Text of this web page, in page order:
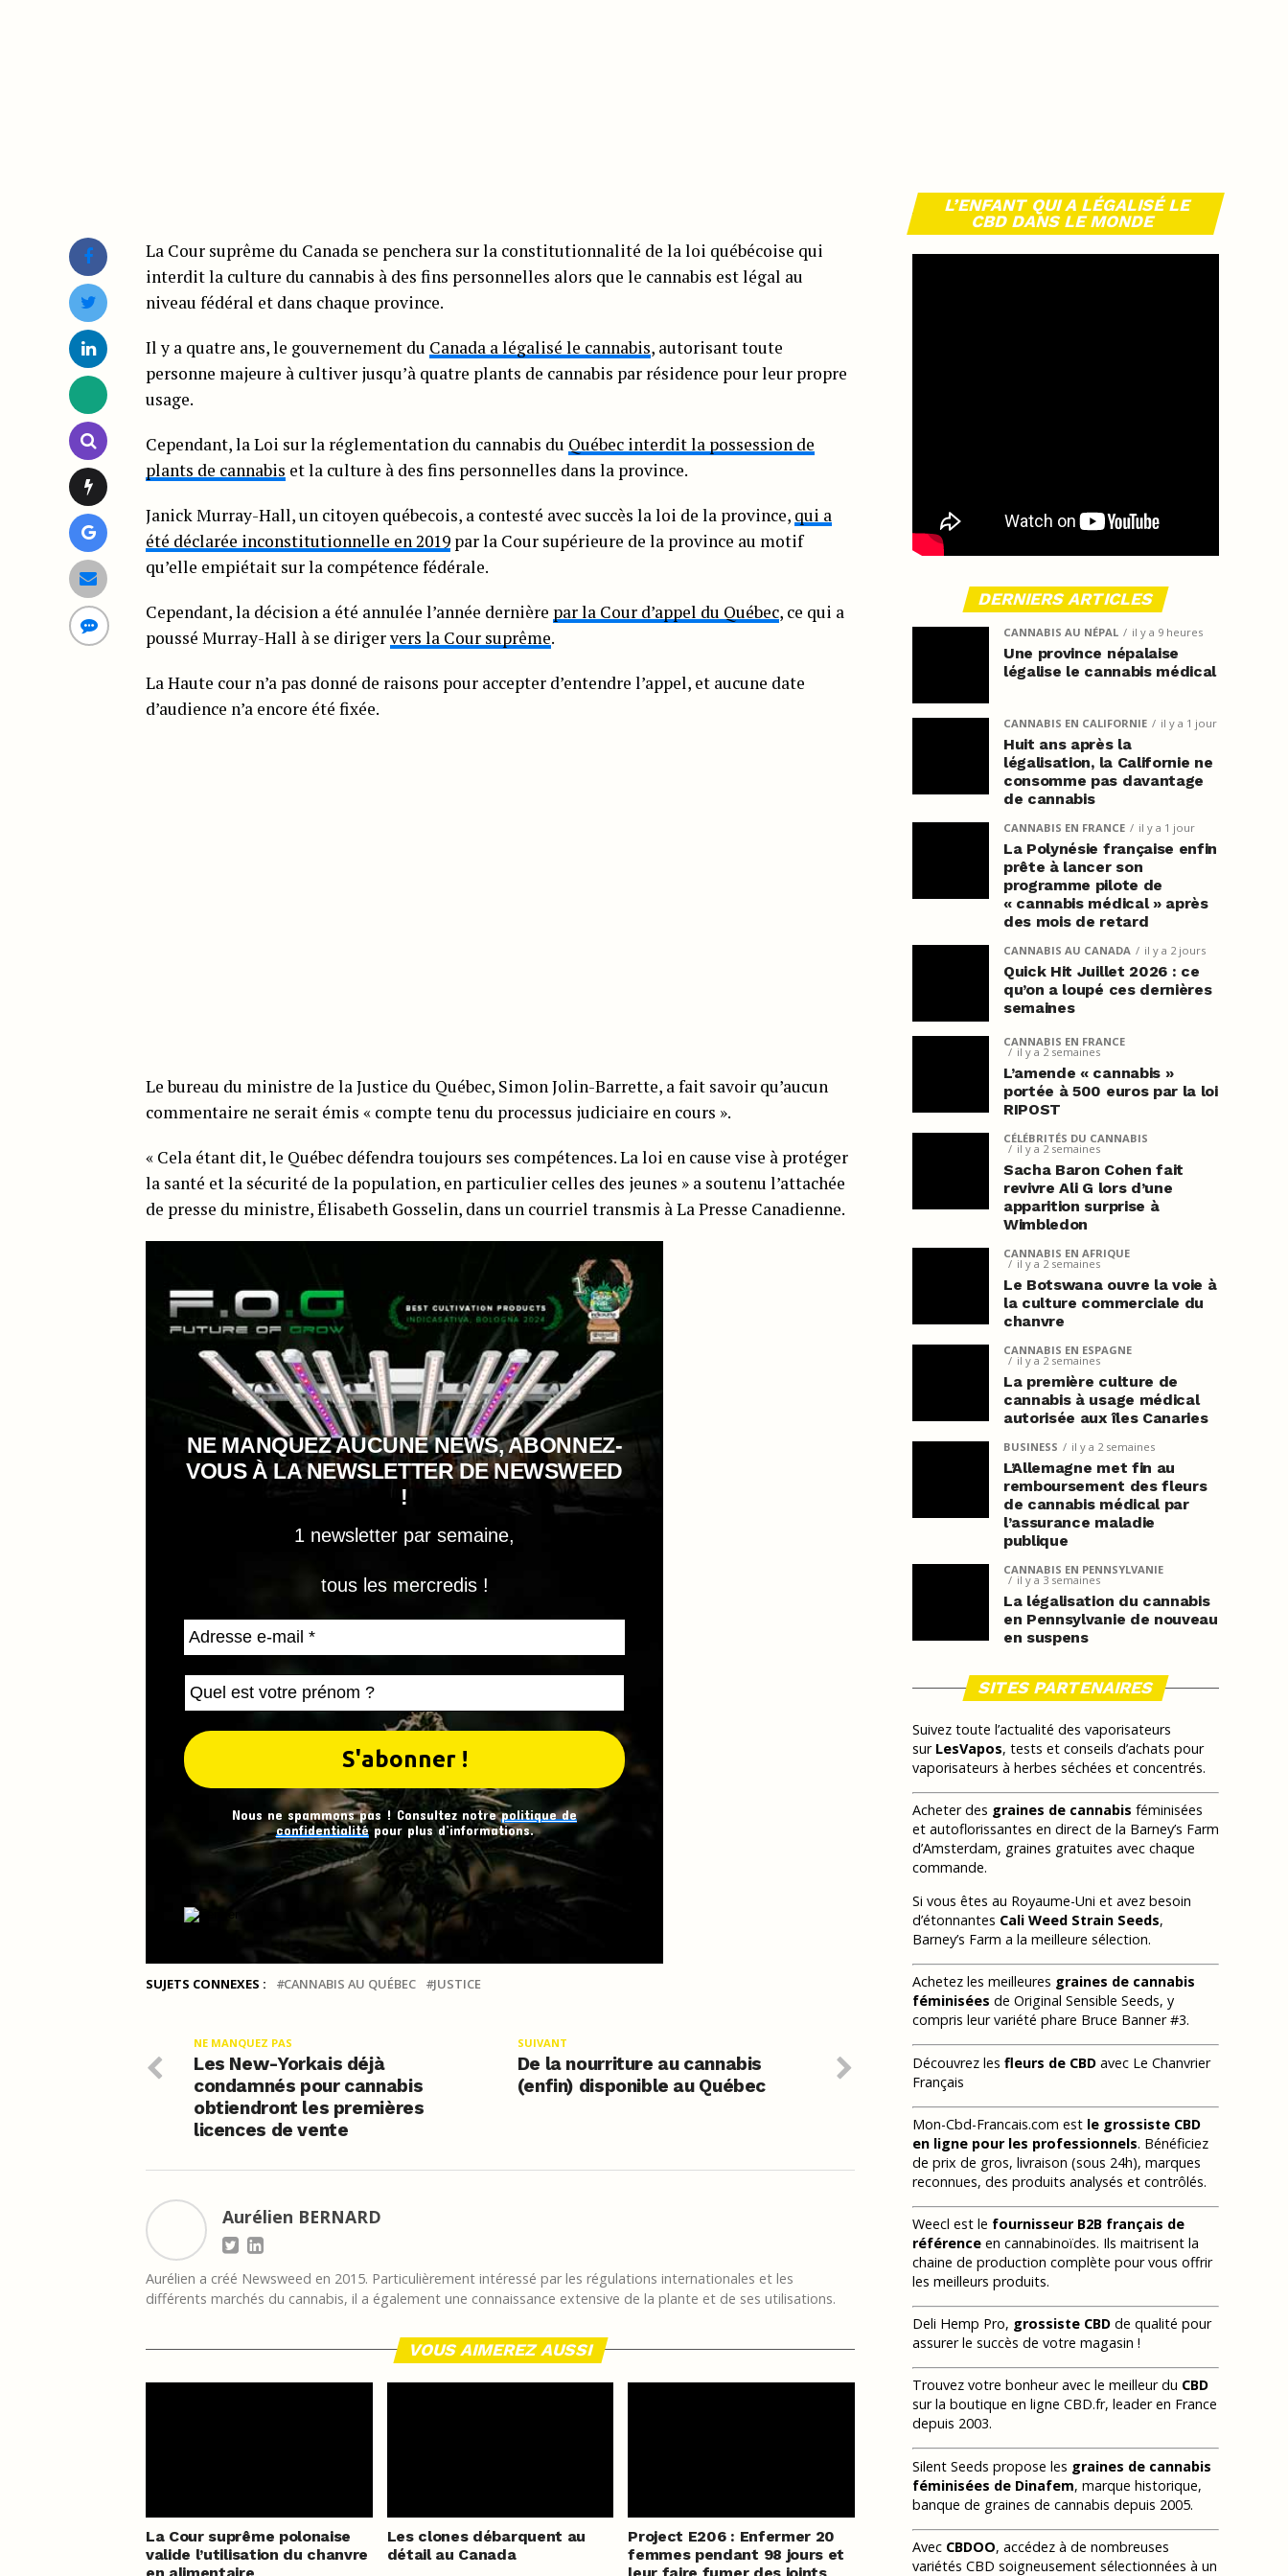
La Cour suprême du Canada se penchera sur la constitutionnalité de la loi québécoise qui
interdit la culture du cannabis à des fins personnelles alors que le cannabis est légal au
niveau fédéral et dans chaque province.
Il y a quatre ans, le gouvernement du Canada a légalisé le cannabis, autorisant toute
personne majeure à cultiver jusqu’à quatre plants de cannabis par résidence pour leur propre
usage.
Cependant, la Loi sur la réglementation du cannabis du Québec interdit la possession de
plants de cannabis et la culture à des fins personnelles dans la province.
Janick Murray-Hall, un citoyen québecois, a contesté avec succès la loi de la province, qui a
été déclarée inconstitutionnelle en 2019 par la Cour supérieure de la province au motif
qu’elle empiétait sur la compétence fédérale.
Cependant, la décision a été annulée l’année dernière par la Cour d’appel du Québec, ce qui a
poussé Murray-Hall à se dirigervers la Cour suprême.
La Haute cour n’a pas donné de raisons pour accepter d’entendre l’appel, et aucune date
d’audience n’a encore été fixée.
Le bureau du ministre de la Justice du Québec, Simon Jolin-Barrette, a fait savoir qu’aucun
commentaire ne serait émis « compte tenu du processus judiciaire en cours ».
« Cela étant dit, le Québec défendra toujours ses compétences. La loi en cause vise à protéger
la santé et la sécurité de la population, en particulier celles des jeunes » a soutenu l’attachée
de presse du ministre, Élisabeth Gosselin, dans un courriel transmis à La Presse Canadienne.
NE MANQUEZ AUCUNE NEWS, ABONNEZ-
VOUS À LA NEWSLETTER DE NEWSWEED
!
1 newsletter par semaine,
tous les mercredis !
Nous ne spammons pas ! Consultez notrepolitique de
confidentialitépour plus d’informations.
SUJETS CONNEXES : CANNABIS AU QUÉBEC JUSTICE
SUIVANT
De la nourriture au cannabis
(enfin) disponible au Québec
NE MANQUEZ PAS
Les New-Yorkais déjà
condamnés pour cannabis
obtiendront les premières
licences de vente
Aurélien BERNARD
Aurélien a créé Newsweed en 2015. Particulièrement intéressé par les régulations internationales et les
différents marchés du cannabis, il a également une connaissance extensive de la plante et de ses utilisations.
VOUS AIMEREZ AUSSI
La Cour suprême polonaise
valide l’utilisation du chanvre
Les clones débarquent au
détail au Canada
Project E206 : Enfermer 20
femmes pendant 98 jours et
L’ENFANT QUI A LÉGALISÉ LE
CBD DANS LE MONDE
DERNIERS ARTICLES
CANNABIS AU NÉPAL il y a 9 heures
Une province népalaise
légalise le cannabis médical
CANNABIS EN CALIFORNIE il y a 1 jour
Huit ans après la
légalisation, la Californie ne
consomme pas davantage
de cannabis
CANNABIS EN FRANCE il y a 1 jour
La Polynésie française enfin
prête à lancer son
programme pilote de
« cannabis médical » après
des mois de retard
CANNABIS AU CANADA il y a 2 jours
Quick Hit Juillet 2026 : ce
qu’on a loupé ces dernières
semaines
CANNABIS EN FRANCE
il y a 2 semaines
L’amende « cannabis »
portée à 500 euros par la loi
RIPOST
CÉLÉBRITÉS DU CANNABIS
il y a 2 semaines
Sacha Baron Cohen fait
revivre Ali G lors d’une
apparition surprise à
Wimbledon
CANNABIS EN AFRIQUE
il y a 2 semaines
Le Botswana ouvre la voie à
la culture commerciale du
chanvre
CANNABIS EN ESPAGNE
il y a 2 semaines
La première culture de
cannabis à usage médical
autorisée aux îles Canaries
BUSINESS il y a 2 semaines
L’Allemagne met fin au
remboursement des fleurs
de cannabis médical par
l’assurance maladie
publique
CANNABIS EN PENNSYLVANIE
il y a 3 semaines
La légalisation du cannabis
en Pennsylvanie de nouveau
en suspens
SITES PARTENAIRES
Suivez toute l’actualité des vaporisateurs
sur LesVapos, tests et conseils d’achats pour
vaporisateurs à herbes séchées et concentrés.
Acheter des graines de cannabis féminisées
et autoflorissantes en direct de la Barney’s Farm
d’Amsterdam, graines gratuites avec chaque
commande.
Si vous êtes au Royaume-Uni et avez besoin
d’étonnantes Cali Weed Strain Seeds,
Barney’s Farm a la meilleure sélection.
Achetez les meilleures graines de cannabis
féminisées de Original Sensible Seeds, y
compris leur variété phare Bruce Banner #3.
Découvrez les fleurs de CBD avec Le Chanvrier
Français
Mon-Cbd-Francais.com est le grossiste CBD
en ligne pour les professionnels. Bénéficiez
de prix de gros, livraison (sous 24h), marques
reconnues, des produits analysés et contrôlés.
Weecl est le fournisseur B2B français de
référence en cannabinoïdes. Ils maitrisent la
chaine de production complète pour vous offrir
les meilleurs produits.
Deli Hemp Pro, grossiste CBD de qualité pour
assurer le succès de votre magasin !
Trouvez votre bonheur avec le meilleur du CBD
sur la boutique en ligne CBD.fr, leader en France
depuis 2003.
Silent Seeds propose les graines de cannabis
féminisées de Dinafem, marque historique,
banque de graines de cannabis depuis 2005.
Avec CBDOO, accédez à de nombreuses
variétés CBD soigneusement sélectionnées à un